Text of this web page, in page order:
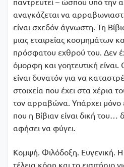
αναγκάζεται να
είναι σχεδόν άγνωστη. Τη
µιας εταιρείας κοσµηµάτων
πρόσφατου εχθρού του. Δεν
όµορφη και γοητευτική
είναι δυνατόν για να
στοιχεία που έχει στα χέρια
τον αρραβώνα. Υπάρχει
που η Βίβιαν είναι δική του…
αφήσει να φύγει.
Κομψή. Φιλόδοξη. Ευγενική. Η
τέλεια κόρη και το εισιτήριο